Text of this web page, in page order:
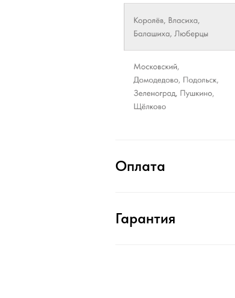
Оплата
Гарантия